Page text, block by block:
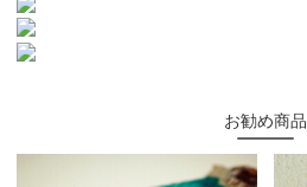
お勧め商品